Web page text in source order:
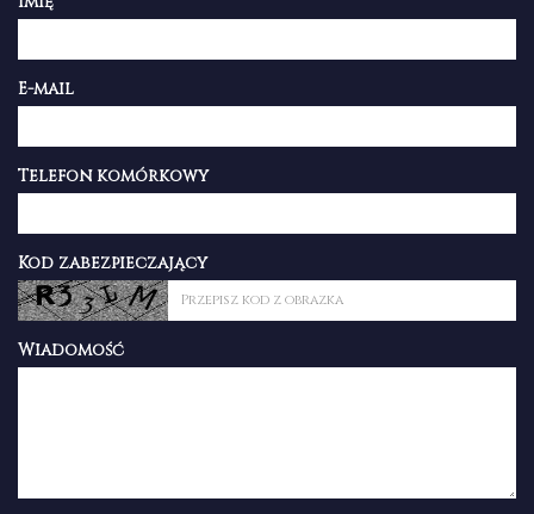
E-mail
Telefon komórkowy
Kod zabezpieczający
Wiadomość